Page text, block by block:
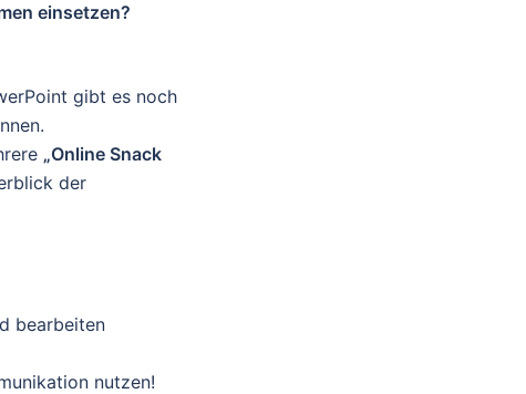
einsetzen?
gibt es noch
„Online Snack
der
bearbeiten
nutzen!